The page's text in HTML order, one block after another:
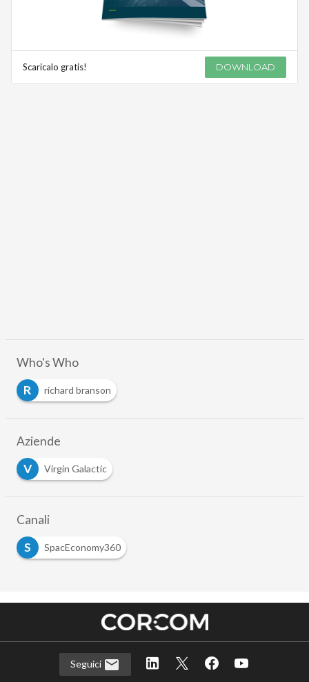
Scaricalo gratis! DOWNLOAD
Who's Who
R
richard branson
Aziende
V
Virgin Galactic
Canali
S
SpacEconomy360
Seguici